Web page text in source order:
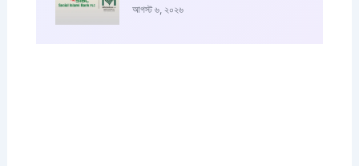
আগস্ট ৬, ২০২৬